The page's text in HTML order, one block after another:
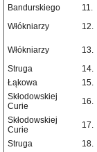
Bandurskiego
11.
Włókniarzy
12.
Włókniarzy 13.
Struga 14.
Łąkowa
15.
Skłodowskiej
Curie
16.
Skłodowskiej
Curie
17.
Struga 18.